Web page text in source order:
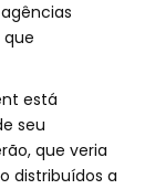
que
está
seu
que veria
distribuídos a